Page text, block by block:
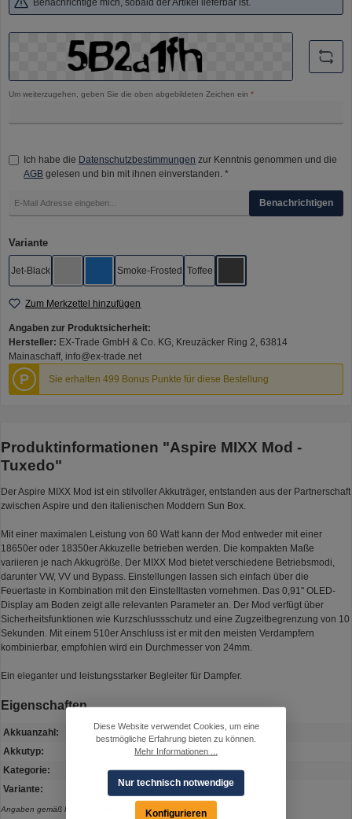
Um weiterzugehen, geben Sie die oben abgebildeten Zeichen ein *
Ich habe die Datenschutzbestimmungen zur Kenntnis genommen und die
AGB gelesen und bin mit ihnen einverstanden. *
Benachrichtigen
Varianteauswählen
Jet-Black
Quick-SilverSapphire
Smoke-Frosted Toffee
Zum Merkzettel hinzufügen
Angaben zur Produktsicherheit:
Hersteller: EX-Trade GmbH & Co. KG, Kreuzäcker Ring 2, 63814
Mainaschaff, info@ex-trade.net
P Sie erhalten 499 Bonus Punkte für diese Bestellung
Produktinformationen "Aspire MIXX Mod -
Tuxedo"
Der Aspire MIXX Mod ist ein stilvoller Akkuträger, entstanden aus der Partnerschaft
zwischen Aspire und den italienischen Moddern Sun Box.
Mit einer maximalen Leistung von 60 Watt kann der Mod entweder mit einer
18650er oder 18350er Akkuzelle betrieben werden. Die kompakten Maße
variieren je nach Akkugröße. Der MIXX Mod bietet verschiedene Betriebsmodi,
darunter VW, VV und Bypass. Einstellungen lassen sich einfach über die
Feuertaste in Kombination mit den Einstelltasten vornehmen. Das 0,91" OLED-
Display am Boden zeigt alle relevanten Parameter an. Der Mod verfügt über
Sicherheitsfunktionen wie Kurzschlussschutz und eine Zugzeitbegrenzung von 10
Sekunden. Mit einem 510er Anschluss ist er mit den meisten Verdampfern
kombinierbar, empfohlen wird ein Durchmesser von 24mm.
Ein eleganter und leistungsstarker Begleiter für Dampfer.
Eigenschaften
Akkuanzahl:
1
Akkutyp:
18350, 18650
Kategorie:
Akkuträger
Variante:
Tuxedo
Angaben gemäß Hersteller. Irrtum und Änderung vorbehalten.
Diese Website verwendet Cookies, um eine
bestmögliche Erfahrung bieten zu können.
Mehr Informationen ...
Nur technisch notwendige
Konfigurieren